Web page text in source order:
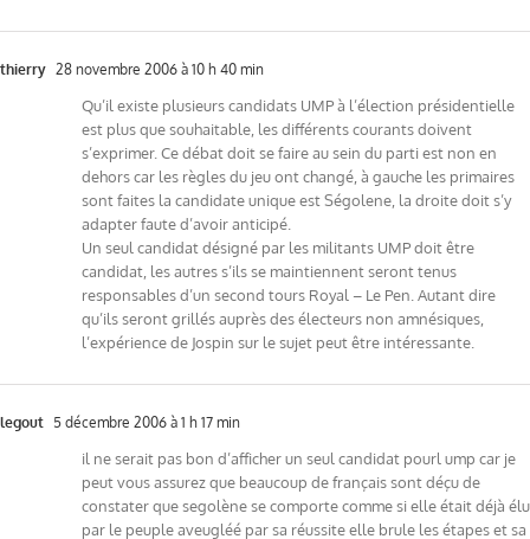
thierry 28 novembre 2006 à 10 h 40 min
Qu’il existe plusieurs candidats UMP à l’élection présidentielle
est plus que souhaitable, les différents courants doivent
s’exprimer. Ce débat doit se faire au sein du parti est non en
dehors car les règles du jeu ont changé, à gauche les primaires
sont faites la candidate unique est Ségolene, la droite doit s’y
adapter faute d’avoir anticipé.
Un seul candidat désigné par les militants UMP doit être
candidat, les autres s’ils se maintiennent seront tenus
responsables d’un second tours Royal – Le Pen. Autant dire
qu’ils seront grillés auprès des électeurs non amnésiques,
l’expérience de Jospin sur le sujet peut être intéressante.
legout 5 décembre 2006 à 1 h 17 min
il ne serait pas bon d’afficher un seul candidat pourl ump car je
peut vous assurez que beaucoup de français sont déçu de
constater que segolène se comporte comme si elle était déjà élu
par le peuple aveugléé par sa réussite elle brule les étapes et sa